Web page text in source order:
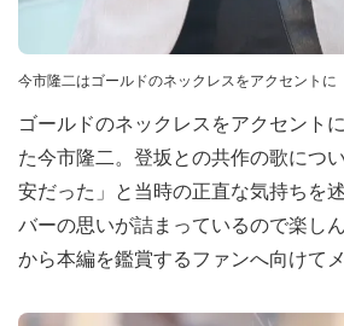
今市隆二はゴールドのネックレスをアクセントに
ゴールドのネックレスをアクセント
た今市隆二。登坂との共作の歌につ
安だった」と当時の正直な気持ちを
バーの思いが詰まっているので楽し
から本編を鑑賞するファンへ向けて